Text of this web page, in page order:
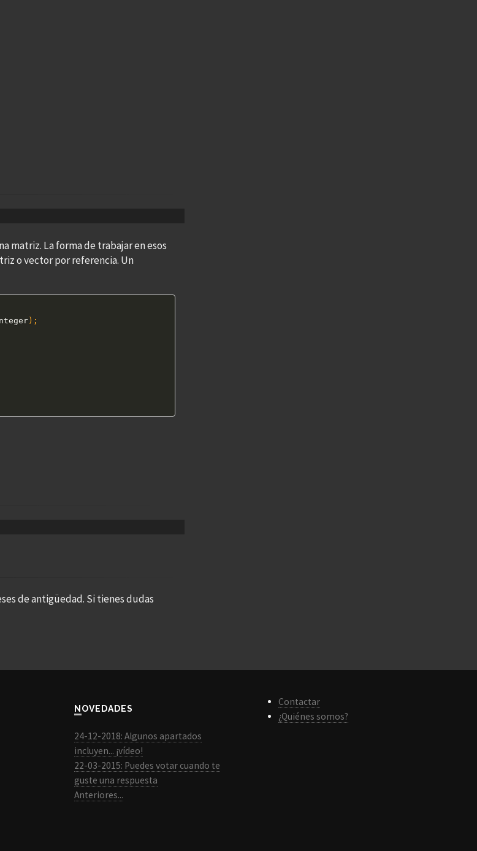
matriz. La forma de trabajar en esos
o vector por referencia. Un
) ;
de antigüedad. Si tienes dudas
NOVEDADES
24-12-2018: Algunos apartados
incluyen... ¡vídeo!
22-03-2015: Puedes votar cuando te
guste una respuesta
Anteriores...
Contactar
¿Quiénes somos?